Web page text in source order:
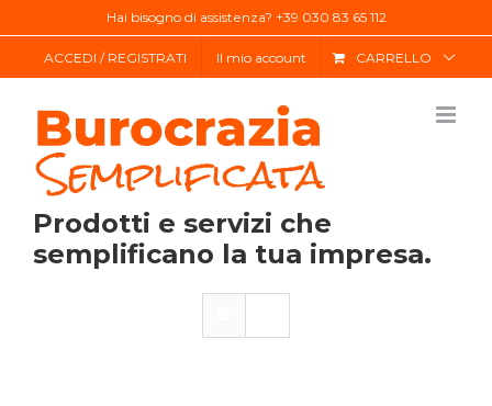
Hai bisogno di assistenza? +39 030 83 65 112
ACCEDI / REGISTRATI Il mio account CARRELLO
Prodotti e servizi che
semplificano la tua impresa.